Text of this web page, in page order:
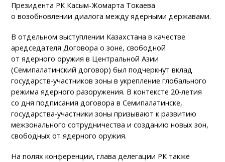
Президента РК Касым-Жомарта Токаева
о возобновлении диалога между ядерными державами.
В отдельном выступлении Казахстана в качестве
аредседателя Договора о зоне, свободной
от ядерного оружия в Центральной Азии
(Семипалатинский договор) был подчеркнут вклад
государств-участников зоны в укрепление глобального
режима ядерного разоружения. В контексте 20-летия
со дня подписания договора в Семипалатинске,
государства-участники зоны призывают к развитию
межзонального сотрудничества и созданию новых зон,
свободных от ядерного оружия.
На полях конференции, глава делегации РК также